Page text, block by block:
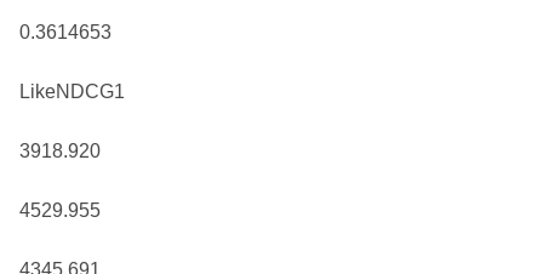
0.3614653
LikeNDCG1
3918.920
4529.955
4345.691